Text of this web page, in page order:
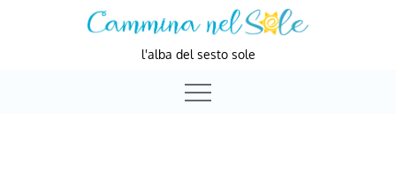
l'alba del sesto sole